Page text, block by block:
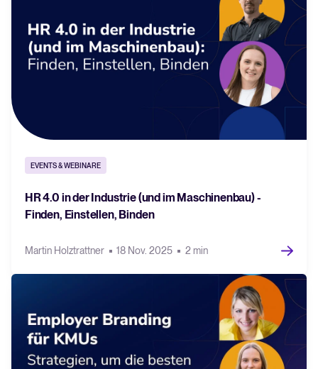
EVENTS & WEBINARE
HR 4.0 in der Industrie (und im Maschinenbau) -
Finden, Einstellen, Binden
Martin Holztrattner 18 Nov. 2025 2 min